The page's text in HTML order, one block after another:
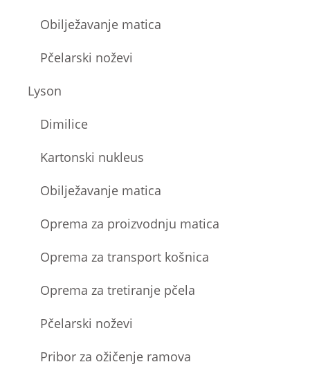
Obilježavanje matica
Pčelarski noževi
Lyson
Dimilice
Kartonski nukleus
Obilježavanje matica
Oprema za proizvodnju matica
Oprema za transport košnica
Oprema za tretiranje pčela
Pčelarski noževi
Pribor za ožičenje ramova